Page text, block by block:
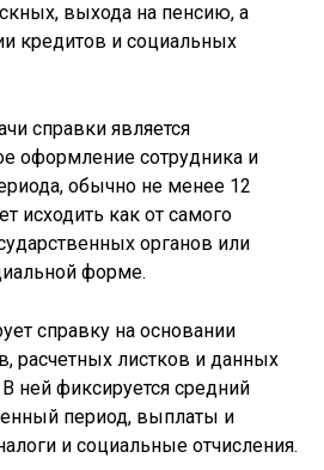
выхода на пенсию, а
кредитов и социальных
справки является
оформление сотрудника и
обычно не менее 12
исходить как от самого
органов или
форме.
справку на основании
расчетных листков и данных
В ней фиксируется средний
период, выплаты и
и социальные отчисления.